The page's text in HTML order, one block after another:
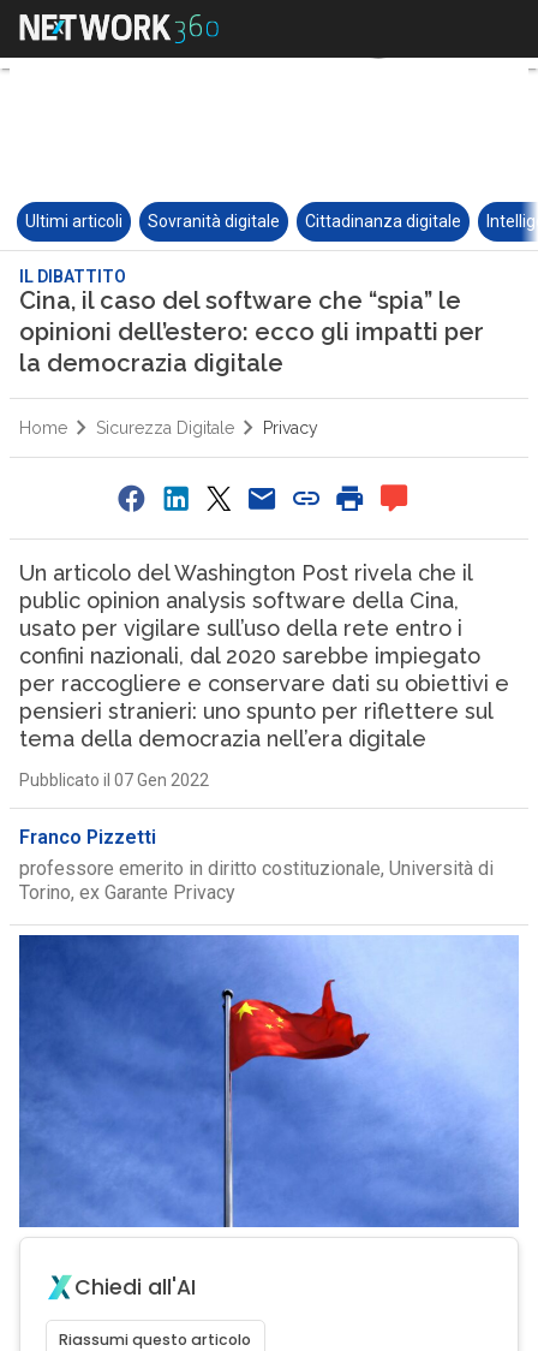
Ultimi articoli Sovranità digitale Cittadinanza digitale
IL DIBATTITO
Cina, il caso del software che “spia” le
opinioni dell’estero: ecco gli impatti per
la democrazia digitale
Home Sicurezza Digitale Privacy
Un articolo del Washington Post rivela che il
public opinion analysis software della Cina,
usato per vigilare sull’uso della rete entro i
confini nazionali, dal 2020 sarebbe impiegato
per raccogliere e conservare dati su obiettivi e
pensieri stranieri: uno spunto per riflettere sul
tema della democrazia nell’era digitale
Pubblicato il 07 Gen 2022
Franco Pizzetti
professore emerito in diritto costituzionale, Università di
Torino, ex Garante Privacy
Chiedi all'AI
Riassumi questo articolo